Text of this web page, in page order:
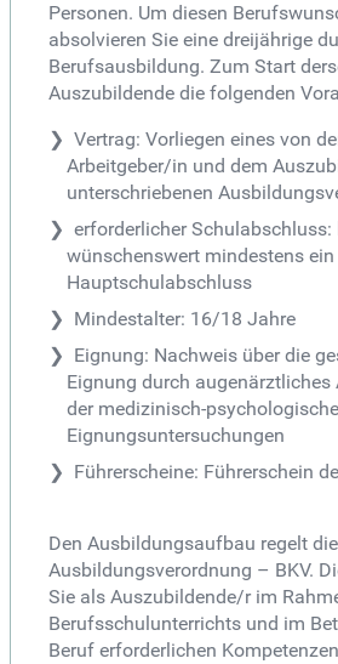
Personen. Um diesen
absolvieren Sie eine dreijährige
Berufsausbildung. Zum Start
Auszubildende die folgenden
Vertrag: Vorliegen eines von
Arbeitgeber/in und dem
unterschriebenen
erforderlicher Schulabschluss:
wünschenswert mindestens ein
Hauptschulabschluss
Mindestalter: 16/18 Jahre
Eignung: Nachweis über die
Eignung durch augenärztliches
der medizinisch-
Eignungsuntersuchungen
Führerscheine: Führerschein
Den Ausbildungsaufbau regelt
Ausbildungsverordnung – BKV.
Sie als Auszubildende/r im
Berufsschulunterrichts und im
Beruf erforderlichen